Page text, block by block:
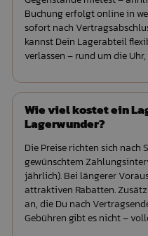
Buchung erfolgt online in
sofort nach
kannst Dein Lagerabteil
verlassen – rund um die
Wie viel kostet ein
Lagerwunder?
Die Preise richten sich nach
gewünschtem
jährlich). Bei längerer
attraktiven Rabatten.
an, die Du nach
Gebühren gibt es nicht –